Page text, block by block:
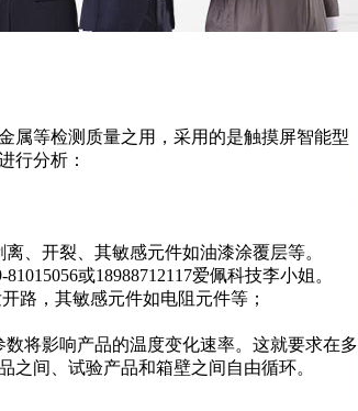
属等检测质量之用，采用的是触摸屏智能型
行分析：
、开裂、其敏感元件如油漆涂覆层等。
81015056或18988712117爱佩科技李小姐 。
路，其敏感元件如电阻元件等；
将影响产品的温度变化速率。这就要求在多
间、试验产品和箱壁之间自由循环。